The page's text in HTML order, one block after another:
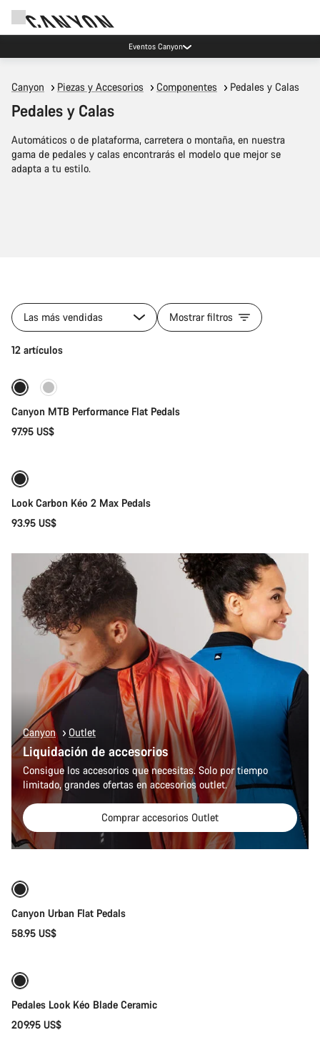
Eventos Canyon
Canyon Piezas y Accesorios Componentes Pedales y Calas
Pedales y Calas
Automáticos o de plataforma, carretera o montaña, en nuestra
gama de pedales y calas encontrarás el modelo que mejor se
adapta a tu estilo.
Las más vendidas Mostrar filtros
12 artículos
Canyon MTB Performance Flat Pedals
97.95 US$
Look Carbon Kéo 2 Max Pedals
93.95 US$
Canyon Outlet
Liquidación de accesorios
Consigue los accesorios que necesitas. Solo por tiempo
limitado, grandes ofertas en accesorios outlet.
Comprar accesorios Outlet
Añadir al carrito
Canyon Urban Flat Pedals
58.95 US$
Pedales Look Kéo Blade Ceramic
209.95 US$